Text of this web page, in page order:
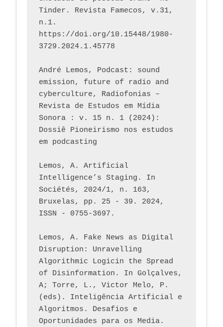
Tinder. Revista Famecos, v.31,
n.1.
https://doi.org/10.15448/1980-
3729.2024.1.45778
André Lemos, Podcast: sound
emission, future of radio and
cyberculture, Radiofonias –
Revista de Estudos em Mídia
Sonora : v. 15 n. 1 (2024):
Dossiê Pioneirismo nos estudos
em podcasting
Lemos, A. Artificial
Intelligence’s Staging. In
Sociétés, 2024/1, n. 163,
Bruxelas, pp. 25 - 39. 2024,
ISSN - 0755-3697.
Lemos, A. Fake News as Digital
Disruption: Unravelling
Algorithmic Logicin the Spread
of Disinformation. In Golçalves,
A; Torre, L., Victor Melo, P.
(eds). Inteligência Artificial e
Algoritmos. Desafios e
Oportunidades para os Media.